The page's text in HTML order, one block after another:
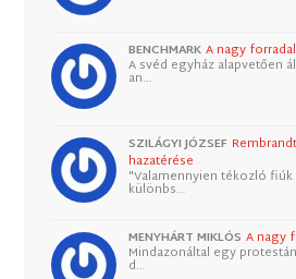
BENCHMARK A nagy
A svéd egyház alapvetően
an…
SZILÁGYI JÓZSEF
hazatérése
"Valamennyien tékozló fiúk
különbs…
MENYHÁRT MIKLÓS A nagy
Mindazonáltal egy
d…